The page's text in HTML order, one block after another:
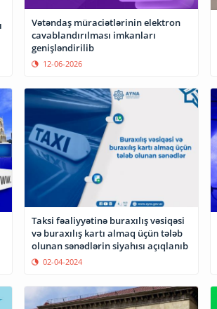
Vətəndaş müraciətlərinin elektron
cavablandırılması imkanları
genişləndirilib
12-06-2026
Taksi fəaliyyətinə buraxılış vəsiqəsi
və buraxılış kartı almaq üçün tələb
olunan sənədlərin siyahısı açıqlanıb
02-04-2024